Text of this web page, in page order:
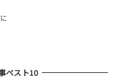
ベスト10